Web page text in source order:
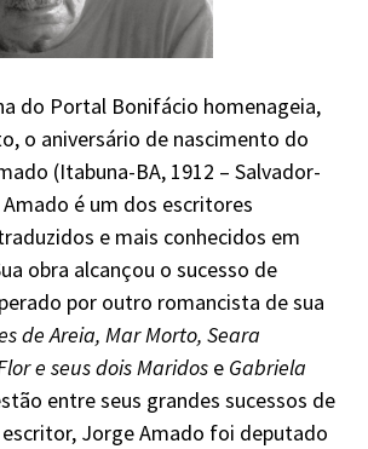
do Portal Bonifácio homenageia,
o aniversário de nascimento do
(Itabuna-BA, 1912 – Salvador-
é um dos escritores
e mais conhecidos em
obra alcançou o sucesso de
por outro romancista de sua
de Areia, Mar Morto, Seara
e seus dois Maridos e Gabriela
entre seus grandes sucessos de
Jorge Amado foi deputado